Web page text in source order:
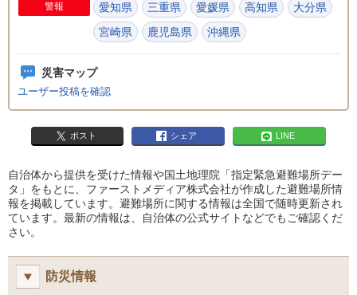
警報 愛知県 三重県 愛媛県 高知県
大分県
宮崎県
鹿児島県 沖縄県
災害マップ
ユーザー投稿を確認
ポスト シェア LINE
自治体から提供を受けた情報や国土地理院「指定緊急避難場所デー
タ」をもとに、ファーストメディア株式会社が作成した避難場所情
報を掲載しています。避難場所に関する情報は全国で随時更新され
ています。最新の情報は、自治体の公式サイトなどでもご確認くだ
さい。
防災情報